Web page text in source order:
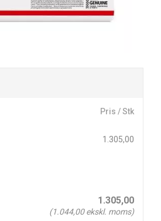
Pris / Stk
1.305,00
1.305,00
(1.044,00ekskl. moms)